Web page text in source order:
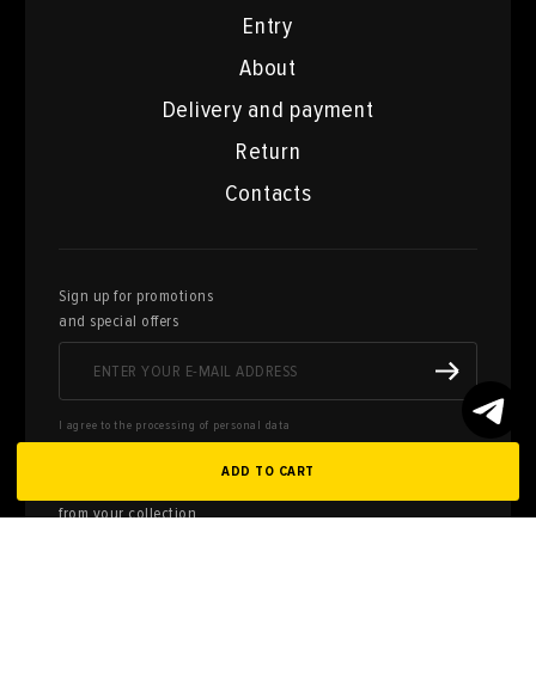
ADD TO CART
Entry
About
Delivery and payment
Return
Contacts
Sign up for promotions
and special offers
I agree to the processing of personal data
from your collection